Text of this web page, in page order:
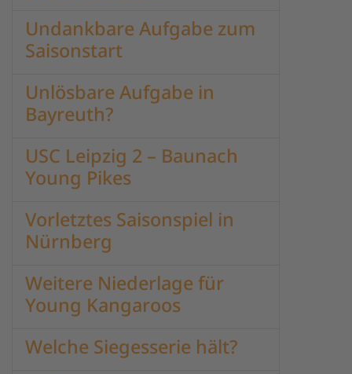
Undankbare Aufgabe zum
Saisonstart
Unlösbare Aufgabe in
Bayreuth?
USC Leipzig 2 – Baunach
Young Pikes
Vorletztes Saisonspiel in
Nürnberg
Weitere Niederlage für
Young Kangaroos
Welche Siegesserie hält?